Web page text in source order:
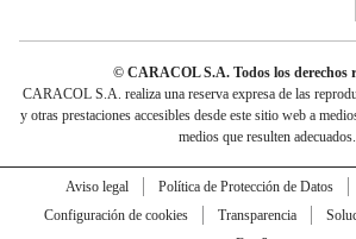
© CARACOL S.A. Todos los derechos
CARACOL S.A. realiza una reserva expresa de las
y otras prestaciones accesibles desde este sitio web a
medios que resulten adecuados.
Aviso legal Política de Protección de Datos
Configuración de cookies
Transparencia